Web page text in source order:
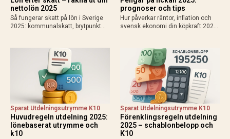
nettolön 2025
Så fungerar skatt på lön i Sverige
2025: kommunalskatt, brytpunkt
Exempel, kalkylatorer och tips för
att räkna ut vad du får…
prognoser och tips
Hur påverkar räntor, inflation och
svensk ekonomi din köpkraft 2025?
praktiska tips för att maximera
disponibel inkomst.
Huvudregeln utdelning 2025:
lönebaserat utrymme och
k10
Sparat Utdelningsutrymme K10
Förenklingsregeln utdelning
2025 – schablonbelopp och
K10
Sparat Utdelningsutrymme K10